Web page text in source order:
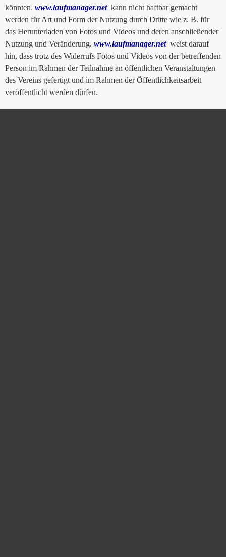
könnten. www.laufmanager.netkann nicht haftbar gemacht
werden für Art und Form der Nutzung durch Dritte wie z. B. für
das Herunterladen von Fotos und Videos und deren anschließender
Nutzung und Veränderung. www.laufmanager.netweist darauf
hin, dass trotz des Widerrufs Fotos und Videos von der betreffenden
Person im Rahmen der Teilnahme an öffentlichen Veranstaltungen
des Vereins gefertigt und im Rahmen der Öffentlichkeitsarbeit
veröffentlicht werden dürfen.